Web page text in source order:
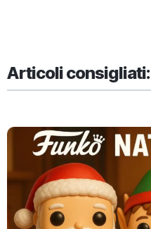
Articoli consigliati: